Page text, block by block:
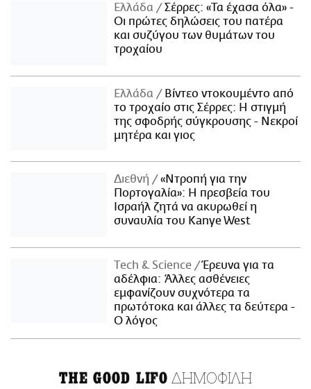
Ελλάδα
Σέρρες: «Τα έχασα όλα» -
Οι πρώτες δηλώσεις του πατέρα
και συζύγου των θυμάτων του
τροχαίου
Ελλάδα
Βίντεο ντοκουμέντο από
το τροχαίο στις Σέρρες: Η στιγμή
της σφοδρής σύγκρουσης - Νεκροί
μητέρα και γιος
Διεθνή
«Ντροπή για την
Πορτογαλία»: Η πρεσβεία του
Ισραήλ ζητά να ακυρωθεί η
συναυλία του Kanye West
Τech & Science
Έρευνα για τα
αδέλφια: Άλλες ασθένειες
εμφανίζουν συχνότερα τα
πρωτότοκα και άλλες τα δεύτερα -
Ο λόγος
THE GOOD LIFO ΔΗΜΟΦΙΛΗ